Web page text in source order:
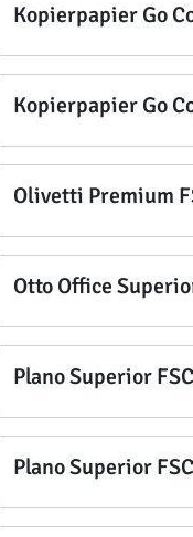
Kopierpapier Go
Kopierpapier Go
Olivetti Premium
Otto Office
Plano Superior
Plano Superior